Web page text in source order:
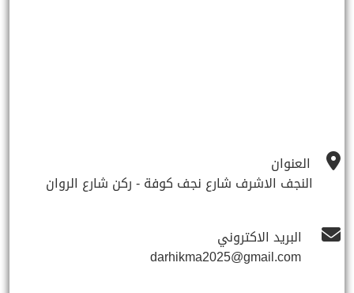
العنوان
النجف الاشرف شارع نجف كوفة - ركن شارع الروان
البريد الاكتروني
darhikma2025@gmail.com